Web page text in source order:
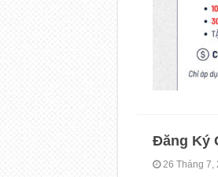
Đăng Ký
26 Tháng 7,